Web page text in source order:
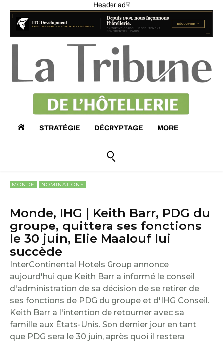
Header ad☟
E
STRATÉGIE DÉCRYPTAGE MORE
MONDE NOMINATIONS
Monde, IHG | Keith Barr, PDG du
groupe, quittera ses fonctions
le 30 juin, Elie Maalouf lui
succède
InterContinental Hotels Group annonce
aujourd'hui que Keith Barr a informé le conseil
d'administration de sa décision de se retirer de
ses fonctions de PDG du groupe et d'IHG Conseil.
Keith Barr a l'intention de retourner avec sa
famille aux États-Unis. Son dernier jour en tant
que PDG sera le 30 juin, après quoi il restera